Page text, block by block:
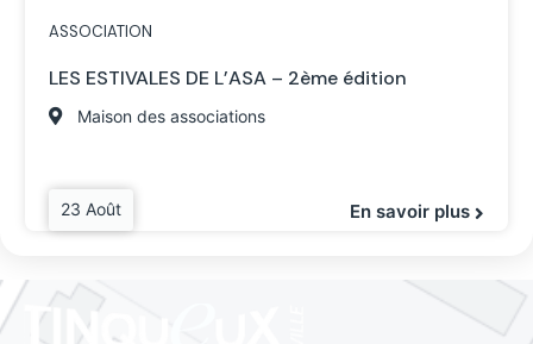
ASSOCIATION
LES ESTIVALES DE L’ASA – 2ème édition
Maison des associations
23 Août En savoir plus